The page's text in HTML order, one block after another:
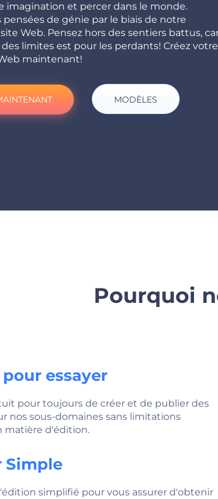
imagination et percer dans le monde.
pensées de génie par le biais de notre
Web. Pensez hors des sentiers battus,
limites est pour les perdants! Créez votre
maintenant!
MODÈLES
Pourquoi
essayer
pour toujours de créer et de publier des
nos sous-domaines sans limitations
matière d'édition.
Simple
simplifié pour vous assurer d'obtenir